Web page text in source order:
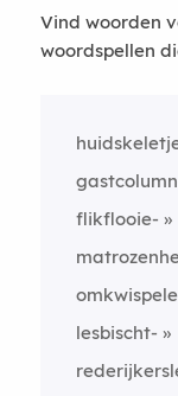
Vind woorden
woordspellen
flikflooie-
lesbischt-